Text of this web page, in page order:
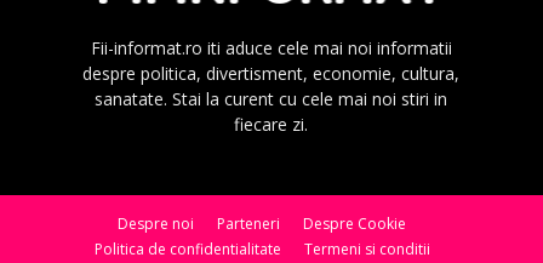
Fii-informat.ro iti aduce cele mai noi informatii
despre politica, divertisment, economie, cultura,
sanatate. Stai la curent cu cele mai noi stiri in
fiecare zi.
Despre noi Parteneri
Despre Cookie
Politica de confidentialitate
Termeni si conditii